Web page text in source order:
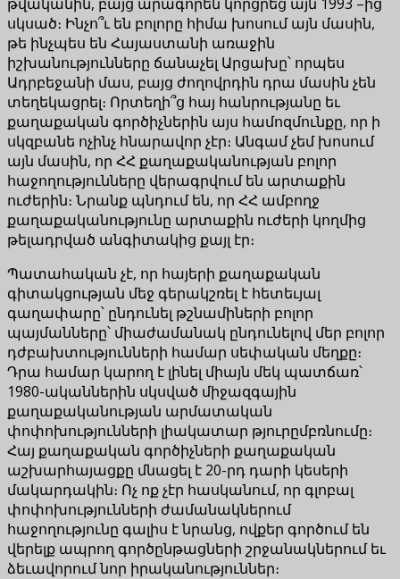
սկսած։ Ինչո՞ւ են բոլորը հիմա խոսում այն ​​մասին,
թե ինչպես են Հայաստանի առաջին
իշխանությունները ճանաչել Արցախը՝ որպես
Ադրբեջանի մաս, բայց ժողովրդին դրա մասին չեն
տեղեկացրել։ Որտեղի՞ց հայ հանրությանը եւ
քաղաքական գործիչներին այս համոզմունքը, որ ի
սկզբանե ոչինչ հնարավոր չէր։ Անգամ չեմ խոսում
այն ​​մասին, որ ՀՀ քաղաքականության բոլոր
հաջողությունները վերագրվում են արտաքին
ուժերին։ Նրանք պնդում են, որ ՀՀ ամբողջ
քաղաքականությունը արտաքին ուժերի կողմից
թելադրված անգիտակից քայլ էր։
Պատահական չէ, որ հայերի քաղաքական
գիտակցության մեջ գերակշռել է հետեւյալ
գաղափարը՝ ընդունել թշնամիների բոլոր
պայմանները՝ միաժամանակ ընդունելով մեր բոլոր
դժբախտությունների համար սեփական մեղքը։
Դրա համար կարող է լինել միայն մեկ պատճառ՝
1980-ականներին սկսված միջազգային
քաղաքականության արմատական ​​
փոփոխությունների լիակատար թյուրըմբռնումը։
Հայ քաղաքական գործիչների քաղաքական
աշխարհայացքը մնացել է 20-րդ դարի կեսերի
մակարդակին։ Ոչ ոք չէր հասկանում, որ գլոբալ
փոփոխությունների ժամանակներում
հաջողությունը գալիս է նրանց, ովքեր գործում են
վերելք ապրող գործընթացների շրջանակներում եւ
ձեւավորում նոր իրականություններ։